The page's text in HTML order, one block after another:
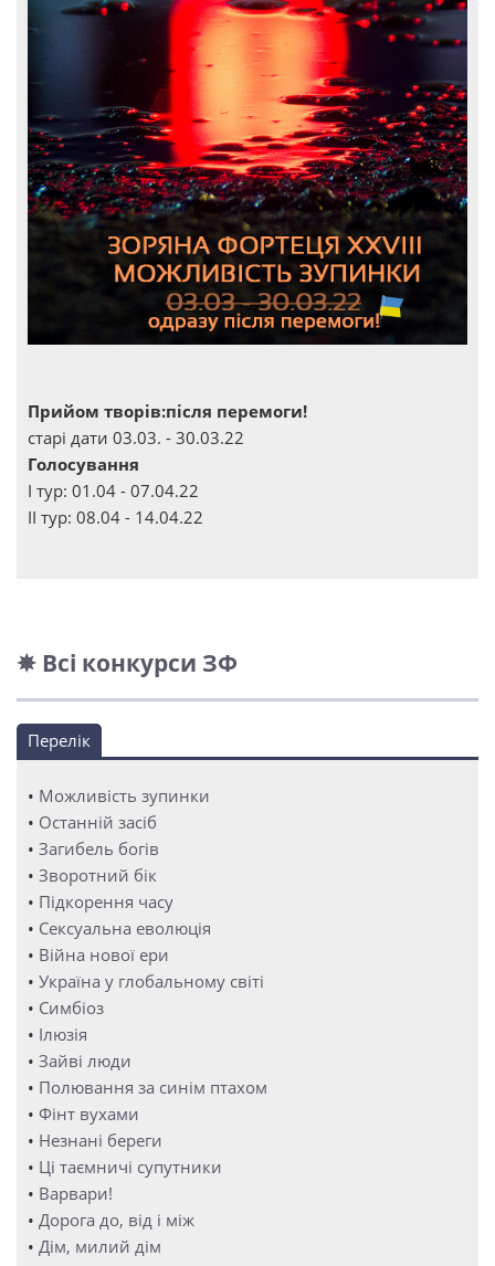
Прийом творів:після перемоги!
старі дати 03.03. - 30.03.22
Голосування
І тур: 01.04 - 07.04.22
ІІ тур: 08.04 - 14.04.22
✵ Всі конкурси ЗФ
Перелік
• Можливість зупинки
• Останній засіб
• Загибель богів
• Зворотний бік
• Підкорення часу
• Сексуальна еволюція
• Війна нової ери
• Україна у глобальному світі
• Симбіоз
• Ілюзія
• Зайві люди
• Полювання за синім птахом
• Фінт вухами
• Незнані береги
• Ці таємничі супутники
• Варвари!
• Дорога до, від і між
• Дім, милий дім